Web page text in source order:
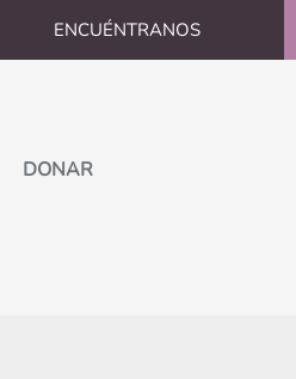
ENCUÉNTRANOS
DONAR